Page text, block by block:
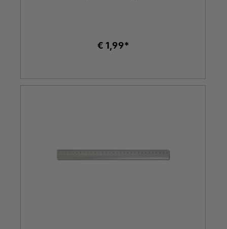
€ 1,99*